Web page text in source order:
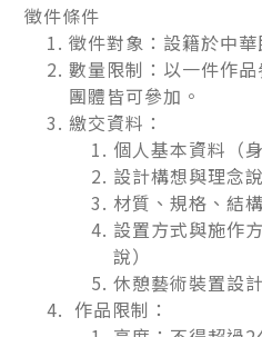
徵件條件
徵件對象：設籍於中華
數量限制：以一件作
團體皆可參加。
繳交資料：
個人基本資料（
設計構想與理念
材質、規格、結
設置方式與施作
說）
休憩藝術裝置設
作品限制：